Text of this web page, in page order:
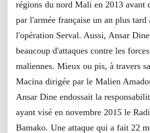
régions du nord Mali en 2013 avant
par l'armée française un an plus tard
l'opération Serval. Aussi, Ansar
beaucoup d'attaques contre les
maliennes. Mieux ou pis, à travers
Macina dirigée par le Malien
Ansar Dine endossait la
ayant visé en novembre 2015 le
Bamako. Une attaque qui a fait 22